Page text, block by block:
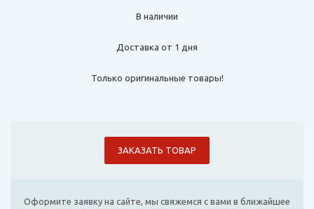
В наличии
Доставка от 1 дня
Только оригинальные товары!
ЗАКАЗАТЬ ТОВАР
Оформите заявку на сайте, мы свяжемся с вами в ближайшее